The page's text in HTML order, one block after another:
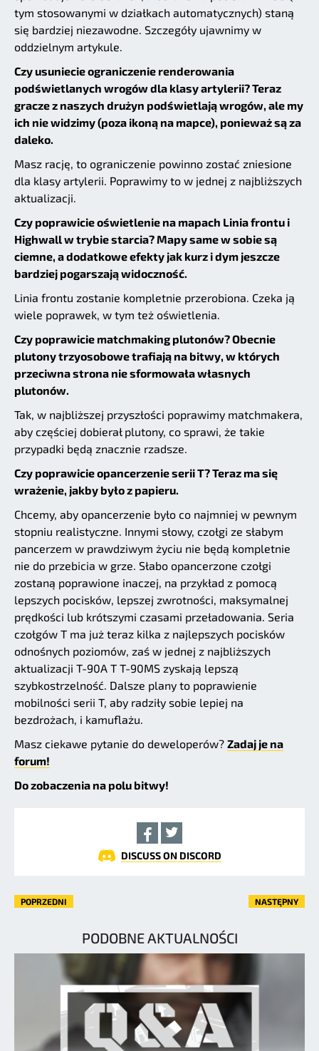
tym stosowanymi w działkach automatycznych) staną
się bardziej niezawodne. Szczegóły ujawnimy w
oddzielnym artykule.
Czy usuniecie ograniczenie renderowania
podświetlanych wrogów dla klasy artylerii? Teraz
gracze z naszych drużyn podświetlają wrogów, ale my
ich nie widzimy (poza ikoną na mapce), ponieważ są za
daleko.
Masz rację, to ograniczenie powinno zostać zniesione
dla klasy artylerii. Poprawimy to w jednej z najbliższych
aktualizacji.
Czy poprawicie oświetlenie na mapach Linia frontu i
Highwall w trybie starcia? Mapy same w sobie są
ciemne, a dodatkowe efekty jak kurz i dym jeszcze
bardziej pogarszają widoczność.
Linia frontu zostanie kompletnie przerobiona. Czeka ją
wiele poprawek, w tym też oświetlenia.
Czy poprawicie matchmaking plutonów? Obecnie
plutony trzyosobowe trafiają na bitwy, w których
przeciwna strona nie sformowała własnych
plutonów.
Tak, w najbliższej przyszłości poprawimy matchmakera,
aby częściej dobierał plutony, co sprawi, że takie
przypadki będą znacznie rzadsze.
Czy poprawicie opancerzenie serii T? Teraz ma się
wrażenie, jakby było z papieru.
Chcemy, aby opancerzenie było co najmniej w pewnym
stopniu realistyczne. Innymi słowy, czołgi ze słabym
pancerzem w prawdziwym życiu nie będą kompletnie
nie do przebicia w grze. Słabo opancerzone czołgi
zostaną poprawione inaczej, na przykład z pomocą
lepszych pocisków, lepszej zwrotności, maksymalnej
prędkości lub krótszymi czasami przeładowania. Seria
czołgów T ma już teraz kilka z najlepszych pocisków
odnośnych poziomów, zaś w jednej z najbliższych
aktualizacji T-90A T T-90MS zyskają lepszą
szybkostrzelność. Dalsze plany to poprawienie
mobilności serii T, aby radziły sobie lepiej na
bezdrożach, i kamuflażu.
Masz ciekawe pytanie do deweloperów? Zadaj je na
forum!
Do zobaczenia na polu bitwy!
DISCUSS ON DISCORD
POPRZEDNI NASTĘPNY
PODOBNE AKTUALNOŚCI